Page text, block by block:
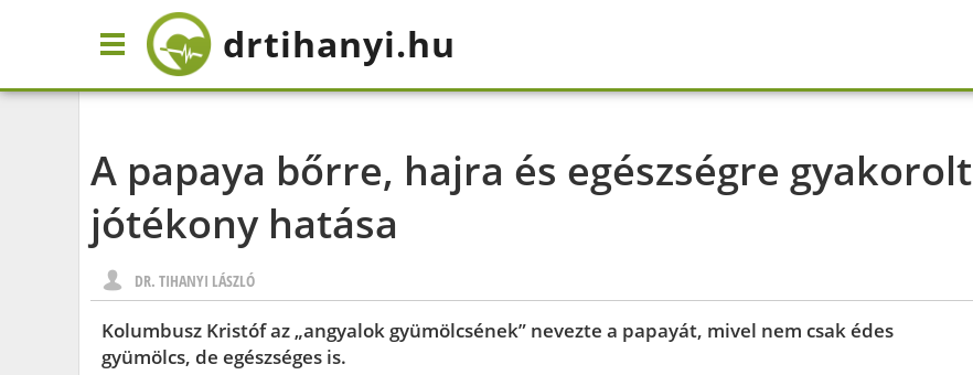
drtihanyi.hu
A papaya bőrre, hajra és egészségre gyakorolt
jótékony hatása
DR. TIHANYI LÁSZLÓ
Kolumbusz Kristóf az „angyalok gyümölcsének” nevezte a papayát, mivel nem csak édes
gyümölcs, de egészséges is.